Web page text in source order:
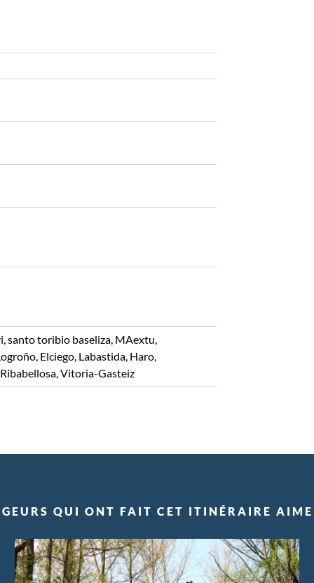
santo toribio baseliza, MAextu,
Elciego, Labastida, Haro,
Vitoria-Gasteiz
QUI ONT FAIT CET ITINÉRAIRE